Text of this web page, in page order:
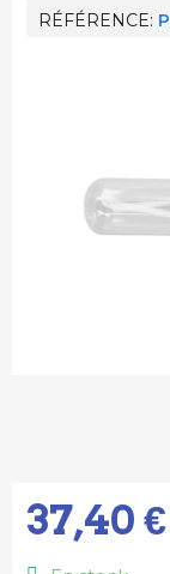
RÉFÉRENCE
37,40 €